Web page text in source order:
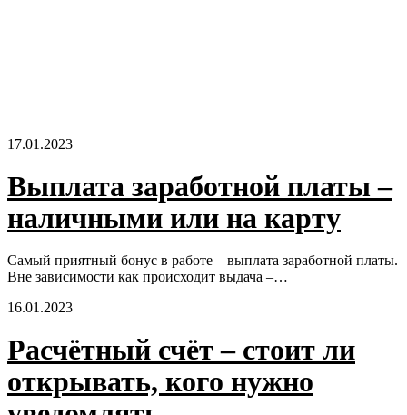
17.01.2023
Выплата заработной платы –
наличными или на карту
Самый приятный бонус в работе – выплата заработной платы.
Вне зависимости как происходит выдача –…
16.01.2023
Расчётный счёт – стоит ли
открывать, кого нужно